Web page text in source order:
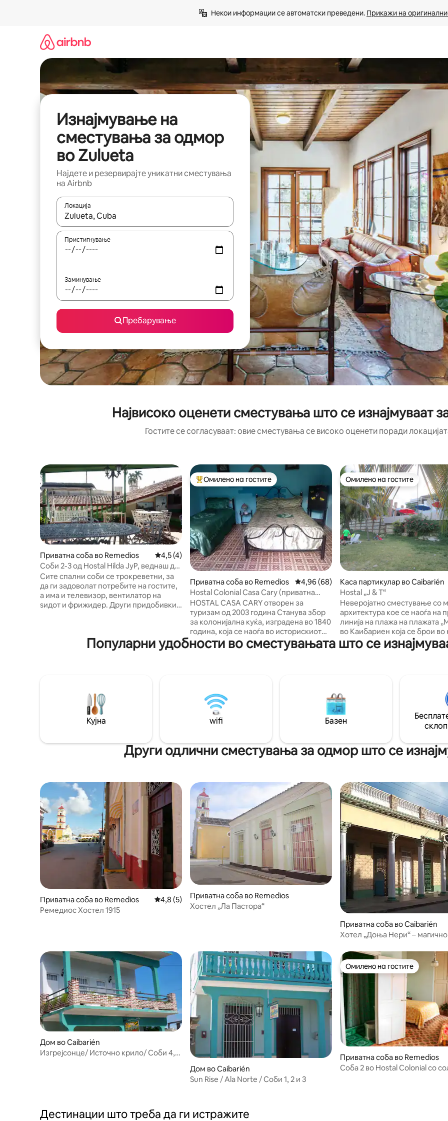
Некои информации се автоматски преведени. Прикажи на
Изнајмување на
сместувања за одмор
во Zulueta
Најдете и резервирајте уникатни сместувања
на Airbnb
Локација
Кога резултатите се достапни, движете се со копчињата со стрелки нагоре и надолу или истражувајте со
Пристигнување
Заминување
Пребарување
Највисоко оценети сместувања што се изнајмуваат
Гостите се согласуваат: овие сместувања се високо оценети поради
Приватна соба во Remedios Просечна оцена: 4,5 од 5, 4 рецензии
4,5 (4)
Соби 2-3 од Hostal Hilda JyP, веднаш до
центарот на градот.
Сите спални соби се трокреветни, за
да ги задоволат потребите на гостите,
а има и телевизор, вентилатор на
ѕидот и фрижидер. Други придобивки
во шармот и убавината на 8-ми. Villa de
Cuba San Juan de los Remedios, пасивни
природна вегетација каде што можете
да уживате и во други услуги. На
располагање на гостите е
гастрономска услуга со различни
опции, вклучувајќи и извонредни
вечери по пристапни цени, услуга за
коктели, како и можност за избор на
интерес во провинцијата или земјата.
Куќата е свежа и гостопримлива и
поради близината им нуди на
клиентите директен пристап до
најинтересните места во градот, како и
до плажите и пејзажите на Северна
Кајерија, на само неколку минути.
Други места за туристичка атракција се
во близина, како што се споменикот на
градот Санта Клара, Музејот на
шеќерната агробизница и музеите на
градот, како и многу други опции за
рекреација во близина на неговата
локација.
Меѓу најуспешните „Омилени на гостите“
Омилено на гостите
Приватна соба во Remedios Просечна оцена: 4,96 од 5, 68 рецензии
4,96 (68)
Hostal Colonial Casa Cary (приватна
соба бр. 2)
HOSTAL CASA CARY отворен за
туризам од 2003 година Станува збор
за колонијална куќа, изградена во 1840
година, која се наоѓа во историскиот
центар на градот Сан Хуан де лос
Ремедиос, Вила Клара, лоцирана во
за туризам од 2003 година, па имаме 14
години услуга за туризам, имаме 2
пространи соби, дневна соба,
трпезарија, поплочен двор , појадок и
Омилено на гостите
Омилено на гостите
Каса партикулар во Caibarién
Hostal „J & T“
Неверојатно сместување со
архитектура кое се наоѓа на
линија на плажа на плажата
во Каибариен која се брои во
непосредна близина со сѐ
потребно за целосно
на Вила Клара, градот
други туристички места во
како и обиколки на урбаниот
Кајбариен. ЕЛЕКТРИЧНАТА
Е ЗАГАРАНТИРАНА
Популарни удобности во сместувањата што се
Кујна wifi Базен
Други одлични сместувања за одмор што се
Приватна соба во Remedios Просечна оцена: 4,8 од 5, 5 рецензии
4,8 (5)
Ремедиос Хостел 1915
Приватна соба во Remedios
Хостел „Ла Пастора“
Приватна соба во Caibarién
Хотел „Доња Нери“ –
Дом во Caibarién
Изгрејсонце/ Источно крило/ Соби 4,
Дом во Caibarién
Sun Rise / Ala Norte / Соби 1, 2 и 3
Омилено на гостите
Омилено на гостите
Приватна соба во Remedios
Соба 2 во Hostal Colonial со
Дестинации што треба да ги истражите